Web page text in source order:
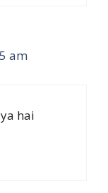
am
hai